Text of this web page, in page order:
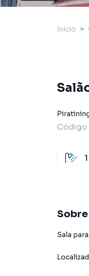
Início
Código
1
Sala